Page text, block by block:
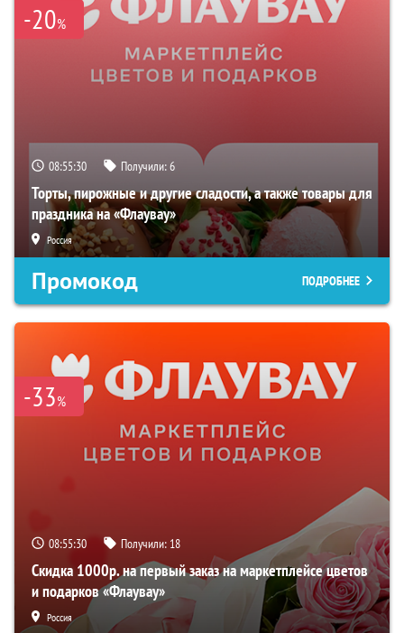
-20%
08:55:29 Получили:6
Торты, пирожные и другие сладости, а также товары для
праздника на «Флаувау»
Россия
Промокод ПОДРОБНЕЕ
-33%
08:55:29 Получили: 18
Скидка 1000р. на первый заказ на маркетплейсе цветов
и подарков «Флаувау»
Россия